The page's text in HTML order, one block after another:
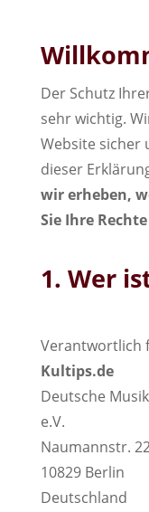
Der Schutz
sehr wichtig.
Website sicher
dieser
wir erheben,
Sie Ihre
1. Wer
Verantwortlich
Kultips.de
Deutsche
e.V.
Naumannstr.
10829 Berlin
Deutschland